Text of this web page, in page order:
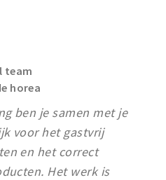
team
horea
ben je samen met je
voor het gastvrij
en het correct
Het werk is